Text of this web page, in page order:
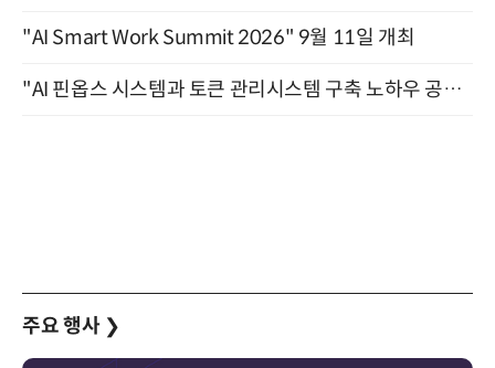
"AI Smart Work Summit 2026" 9월 11일 개최
"AI 핀옵스 시스템과 토큰 관리시스템 구축 노하우 공개" 잠실 한국광고문화회관 2층 대회의실 (8/21)
주요 행사 ❯